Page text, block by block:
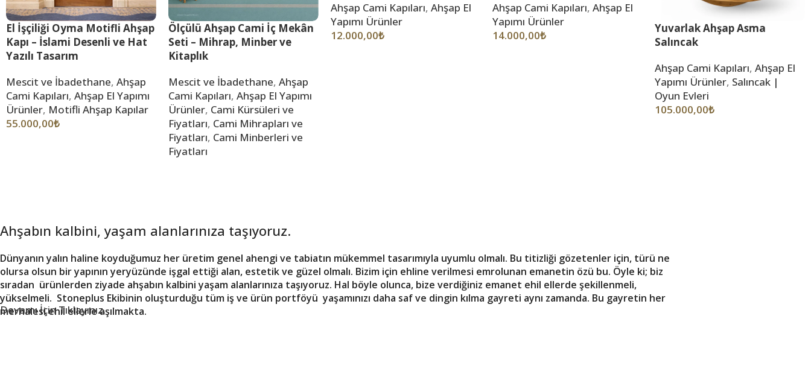
El İşçiliği Oyma Motifli Ahşap
Kapı – İslami Desenli ve Hat
Yazılı Tasarım
Mescit ve İbadethane, Ahşap
Cami Kapıları, Ahşap El Yapımı
Ürünler, Motifli Ahşap Kapılar
55.000,00₺
Ölçülü Ahşap Cami İç Mekân
Seti – Mihrap, Minber ve
Kitaplık
Mescit ve İbadethane, Ahşap
Cami Kapıları, Ahşap El Yapımı
Ürünler, Cami Kürsüleri ve
Fiyatları, Cami Mihrapları ve
Fiyatları, Cami Minberleri ve
Fiyatları
Ahşap Cami Kapıları, Ahşap El
Yapımı Ürünler
12.000,00₺
Ahşap Cami Kapıları, Ahşap El
Yapımı Ürünler
14.000,00₺
Yuvarlak Ahşap Asma
Salıncak
Ahşap Cami Kapıları, Ahşap El
Yapımı Ürünler, Salıncak |
Oyun Evleri
105.000,00₺
Ahşabın kalbini, yaşam alanlarınıza taşıyoruz.
Dünyanın yalın haline koyduğumuz her üretim genel ahengi ve tabiatın mükemmel tasarımıyla uyumlu olmalı. Bu titizliği gözetenler için, türü ne
olursa olsun bir yapının yeryüzünde işgal ettiği alan, estetik ve güzel olmalı. Bizim için ehline verilmesi emrolunan emanetin özü bu. Öyle ki; biz
sıradan ürünlerden ziyade ahşabın kalbini yaşam alanlarınıza taşıyoruz. Hal böyle olunca, bize verdiğiniz emanet ehil ellerde şekillenmeli,
yükselmeli. Stoneplus Ekibinin oluşturduğu tüm iş ve ürün portföyü yaşamınızı daha saf ve dingin kılma gayreti aynı zamanda. Bu gayretin her
merhalesi ehil ellerle aşılmakta.
Devamı İçin Tıklayınız.